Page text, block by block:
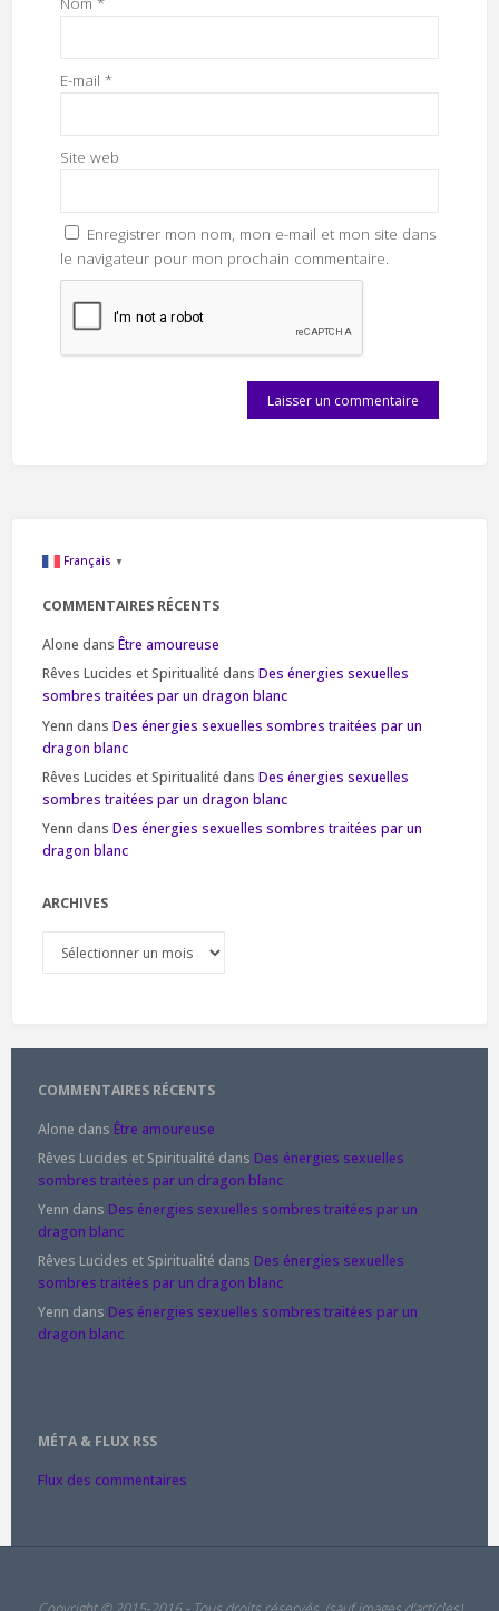
E-mail *
Site web
Enregistrer mon nom, mon e-mail et mon site dans
le navigateur pour mon prochain commentaire.
Français ▼
COMMENTAIRES RÉCENTS
Alone dans Être amoureuse
Rêves Lucides et Spiritualité dans Des énergies sexuelles
sombres traitées par un dragon blanc
Yenn dans Des énergies sexuelles sombres traitées par un
dragon blanc
Rêves Lucides et Spiritualité dans Des énergies sexuelles
sombres traitées par un dragon blanc
Yenn dans Des énergies sexuelles sombres traitées par un
dragon blanc
ARCHIVES
COMMENTAIRES RÉCENTS
Alone dans Être amoureuse
Rêves Lucides et Spiritualité dans Des énergies sexuelles
sombres traitées par un dragon blanc
Yenn dans Des énergies sexuelles sombres traitées par un
dragon blanc
Rêves Lucides et Spiritualité dans Des énergies sexuelles
sombres traitées par un dragon blanc
Yenn dans Des énergies sexuelles sombres traitées par un
dragon blanc
MÉTA & FLUX RSS
Flux des commentaires